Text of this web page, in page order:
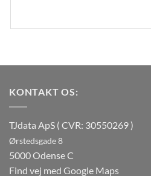
KONTAKT OS:
TJdata ApS ( CVR: 30550269 )
Ørstedsgade 8
5000 Odense C
Find vej med Google Maps